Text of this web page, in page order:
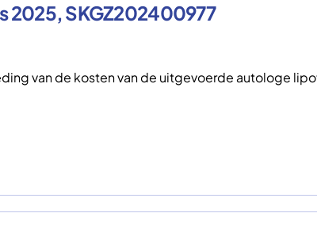
2025, SKGZ202400977
van de kosten van de uitgevoerde autologe